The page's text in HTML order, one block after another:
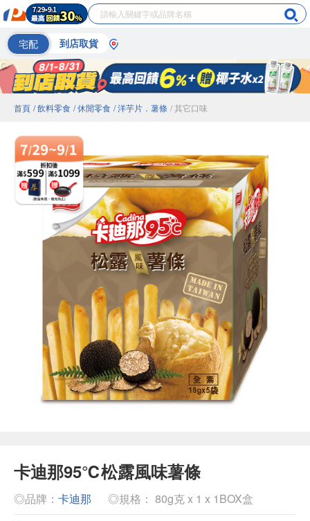
宅配 到店取貨
首頁 / 飲料零食 / 休閒零食 / 洋芋片．薯條 / 其它口味
卡迪那95℃松露風味薯條
◎品牌： 卡迪那 ◎規格： 80g克 x 1 x 1BOX盒